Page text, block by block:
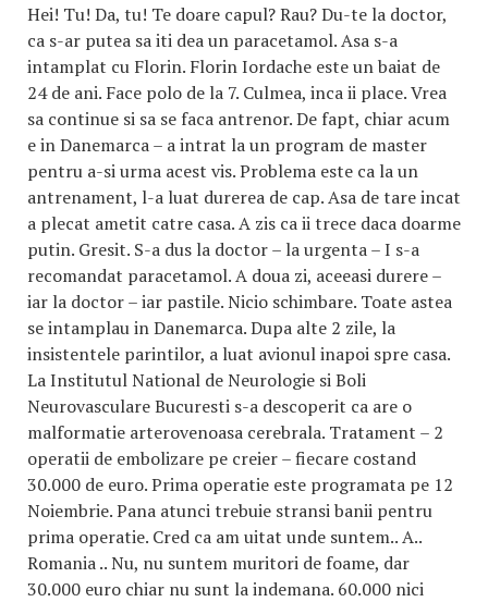
Hei! Tu! Da, tu! Te doare capul? Rau? Du-te la doctor,
ca s-ar putea sa iti dea un paracetamol. Asa s-a
intamplat cu Florin. Florin Iordache este un baiat de
24 de ani. Face polo de la 7. Culmea, inca ii place. Vrea
sa continue si sa se faca antrenor. De fapt, chiar acum
e in Danemarca – a intrat la un program de master
pentru a-si urma acest vis. Problema este ca la un
antrenament, l-a luat durerea de cap. Asa de tare incat
a plecat ametit catre casa. A zis ca ii trece daca doarme
putin. Gresit. S-a dus la doctor – la urgenta – I s-a
recomandat paracetamol. A doua zi, aceeasi durere –
iar la doctor – iar pastile. Nicio schimbare. Toate astea
se intamplau in Danemarca. Dupa alte 2 zile, la
insistentele parintilor, a luat avionul inapoi spre casa.
La Institutul National de Neurologie si Boli
Neurovasculare Bucuresti s-a descoperit ca are o
malformatie arterovenoasa cerebrala. Tratament – 2
operatii de embolizare pe creier – fiecare costand
30.000 de euro. Prima operatie este programata pe 12
Noiembrie. Pana atunci trebuie stransi banii pentru
prima operatie. Cred ca am uitat unde suntem.. A..
Romania .. Nu, nu suntem muritori de foame, dar
30.000 euro chiar nu sunt la indemana. 60.000 nici